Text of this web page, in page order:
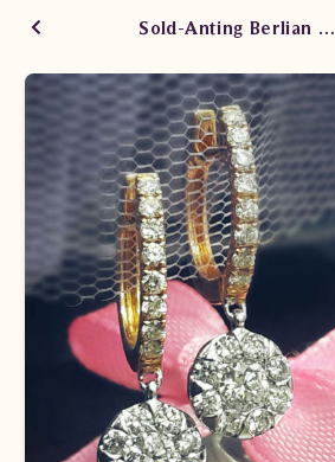
Sold-Anting Berlian Wanita DVA.EF4411D dNsT